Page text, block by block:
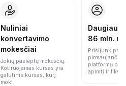
Nuliniai
konvertavimo
mokesčiai
Jokių paslėptų mokesčių.
Kotiruojamas kursas yra
galutinis kursas, kurį
moki.
Daugiau
86 mln.
Prisijunk prie
pirmaujančių
platformų
apimtį ir